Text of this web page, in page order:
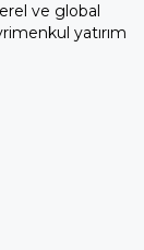
ve global
yatırım